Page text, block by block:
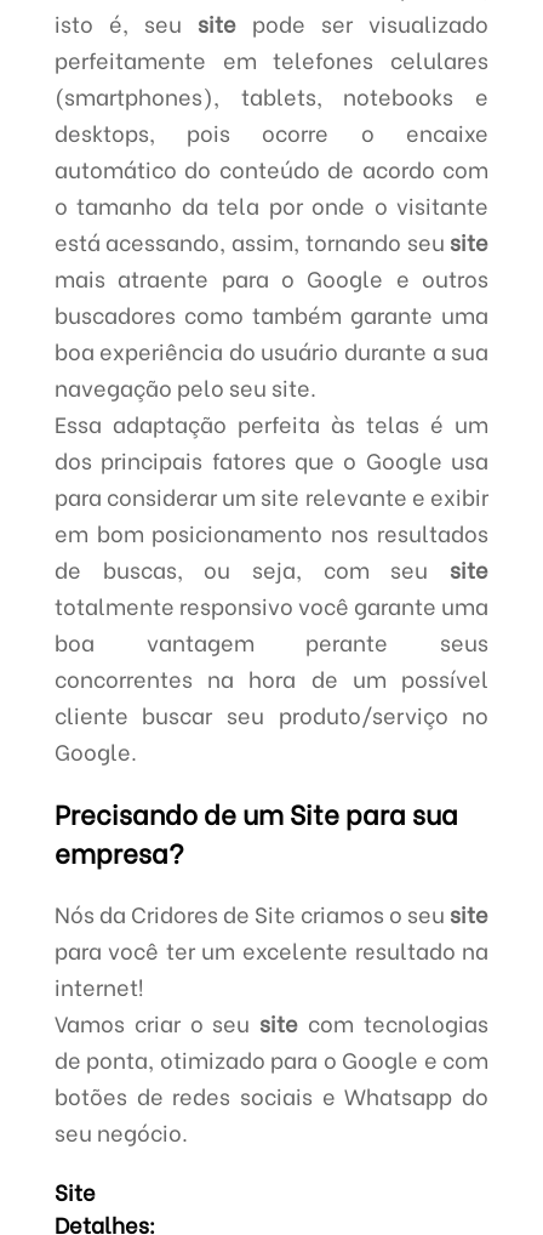
isto é, seu site pode ser visualizado
perfeitamente em telefones celulares
(smartphones), tablets, notebooks e
desktops, pois ocorre o encaixe
automático do conteúdo de acordo com
o tamanho da tela por onde o visitante
está acessando, assim, tornando seu site
mais atraente para o Google e outros
buscadores como também garante uma
boa experiência do usuário durante a sua
navegação pelo seu site.
Essa adaptação perfeita às telas é um
dos principais fatores que o Google usa
para considerar um site relevante e exibir
em bom posicionamento nos resultados
de buscas, ou seja, com seu site
totalmente responsivo você garante uma
boa vantagem perante seus
concorrentes na hora de um possível
cliente buscar seu produto/serviço no
Google.
Precisando de um Site para sua
empresa?
Nós da Cridores de Site criamos o seu site
para você ter um excelente resultado na
internet!
Vamos criar o seu site com tecnologias
de ponta, otimizado para o Google e com
botões de redes sociais e Whatsapp do
seu negócio.
Site
Detalhes: